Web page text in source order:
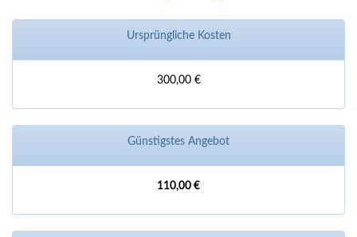
Ursprüngliche Kosten
300,00 €
Günstigstes Angebot
110,00 €